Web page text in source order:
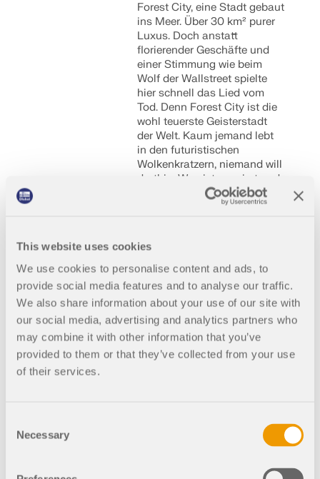
This website uses cookies
We use cookies to personalise content and ads, to
provide social media features and to analyse our traffic.
We also share information about your use of our site with
our social media, advertising and analytics partners who
may combine it with other information that you’ve
provided to them or that they’ve collected from your use
of their services.
Selection
Necessary
Forest City, eine Stadt gebaut
ins Meer. Über 30 km² purer
Luxus. Doch anstatt
florierender Geschäfte und
einer Stimmung wie beim
Wolf der Wallstreet spielte
hier schnell das Lied vom
Tod. Denn Forest City ist die
wohl teuerste Geisterstadt
der Welt. Kaum jemand lebt
in den futuristischen
Wolkenkratzern, niemand will
dorthin. Was ist passiert und
wie sieht die Zukunft der
malaysischen Planstadt aus?
22. Mai 2025
000176
Unternehmen
Die Hyparschale
Magdeburg ist mehr als nur
architektonisches Kunstwerk.